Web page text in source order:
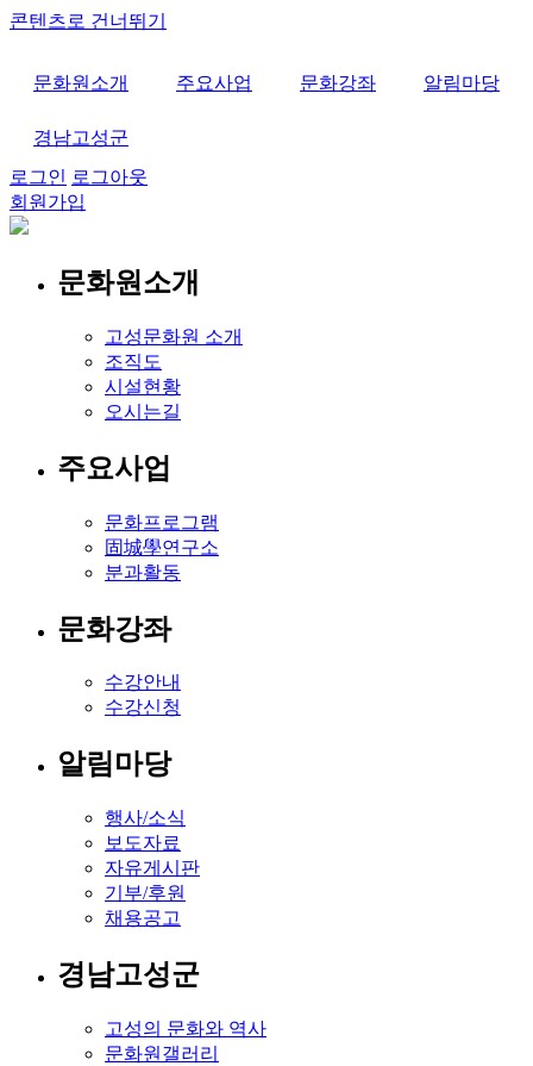
콘텐츠로 건너뛰기
문화원소개 주요사업 문화강좌 알림마당
경남고성군
로그인 로그아웃
회원가입
문화원소개
고성문화원 소개
조직도
시설현황
오시는길
주요사업
문화프로그램
固城學연구소
분과활동
문화강좌
수강안내
수강신청
알림마당
행사/소식
보도자료
자유게시판
기부/후원
채용공고
경남고성군
고성의 문화와 역사
문화원갤러리